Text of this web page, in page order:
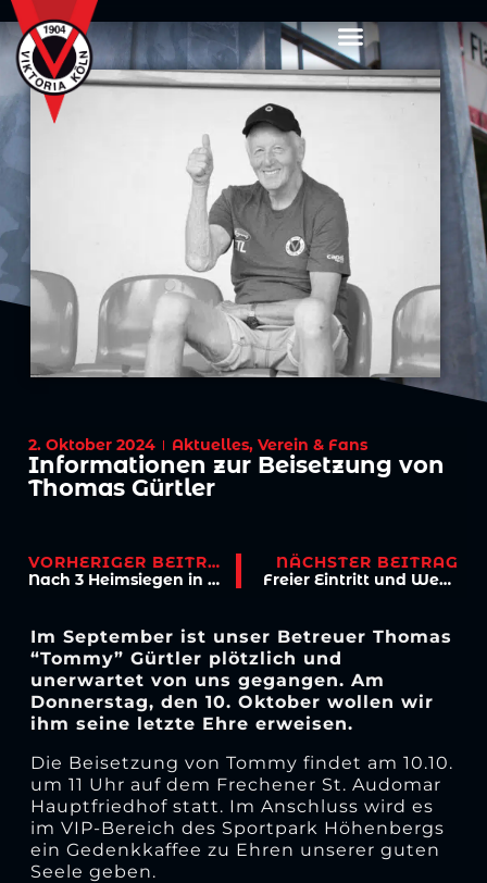
2. Oktober 2024 Aktuelles,Verein & Fans
Informationen zur Beisetzung von
Thomas Gürtler
VORHERIGER BEITRAG
Nach 3 Heimsiegen in Serie: Die Hafenstraße ruft!
NÄCHSTER BEITRAG
Freier Eintritt und Wegbier gratis für Studis und Azubis
Im September ist unser Betreuer Thomas
“Tommy” Gürtler plötzlich und
unerwartet von uns gegangen. Am
Donnerstag, den 10. Oktober wollen wir
ihm seine letzte Ehre erweisen.
Die Beisetzung von Tommy findet am 10.10.
um 11 Uhr auf dem Frechener St. Audomar
Hauptfriedhof statt. Im Anschluss wird es
im VIP-Bereich des Sportpark Höhenbergs
ein Gedenkkaffee zu Ehren unserer guten
Seele geben.